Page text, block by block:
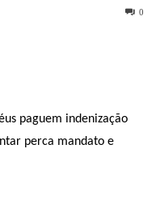
0
paguem indenização
perca mandato e